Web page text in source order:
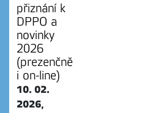
přiznání k
DPPO a
novinky
2026
(prezenčně
i on-line)
10. 02.
2026,